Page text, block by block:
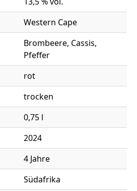
Western Cape
Brombeere, Cassis,
Pfeffer
rot
trocken
0,75 l
2024
4 Jahre
Südafrika